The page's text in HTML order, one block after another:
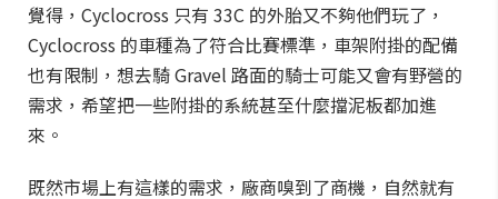
覺得，Cyclocross 只有 33C 的外胎又不夠他們玩了，
Cyclocross 的車種為了符合比賽標準，車架附掛的配備
也有限制，想去騎 Gravel 路面的騎士可能又會有野營的
需求，希望把一些附掛的系統甚至什麼擋泥板都加進
來。
既然市場上有這樣的需求，廠商嗅到了商機，自然就有